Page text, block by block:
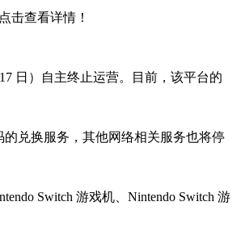
击查看详情！
日）自主终止运营。目前，该平台的
的兑换服务，其他网络相关服务也将停
Switch 游戏机、Nintendo Switch 游